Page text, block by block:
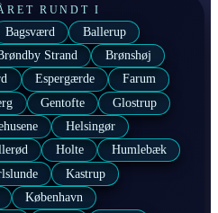
RUNDT I
Bagsværd
Ballerup
Strand
Brønshøj
Espergærde
Farum
Gentofte
Glostrup
Helsingør
Holte
Humlebæk
Kastrup
København